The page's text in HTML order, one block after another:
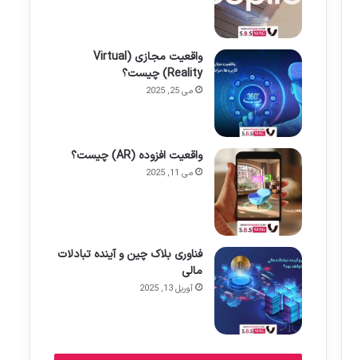
واقعیت مجازی (Virtual
Reality) چیست؟
می 25, 2025
واقعیت افزوده (AR) چیست؟
می 11, 2025
فناوری بلاک چین و آینده تبادلات
مالی
آوریل 13, 2025